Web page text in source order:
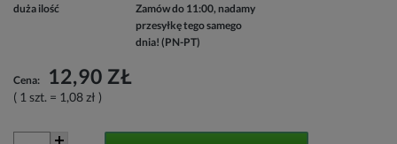
duża ilość
Zamów do 11:00, nadamy
przesyłkę tego samego
dnia! (PN-PT)
Cena: 12,90 ZŁ
( 1 szt. = 1,08 zł )